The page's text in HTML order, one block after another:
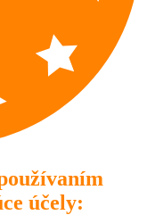
účely: